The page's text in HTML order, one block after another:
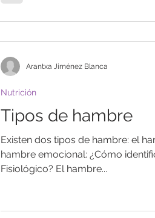
Tipos de hambre
Existen dos tipos de hambre: el
hambre emocional: ¿Cómo
Fisiológico? El hambre...
Nutrición
Arantxa Jiménez Blanca